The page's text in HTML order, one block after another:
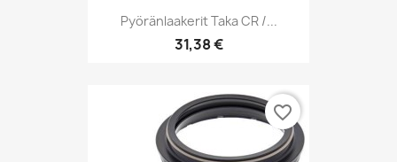
Pyöränlaakerit Taka CR /...
31,38 €
favorite_border